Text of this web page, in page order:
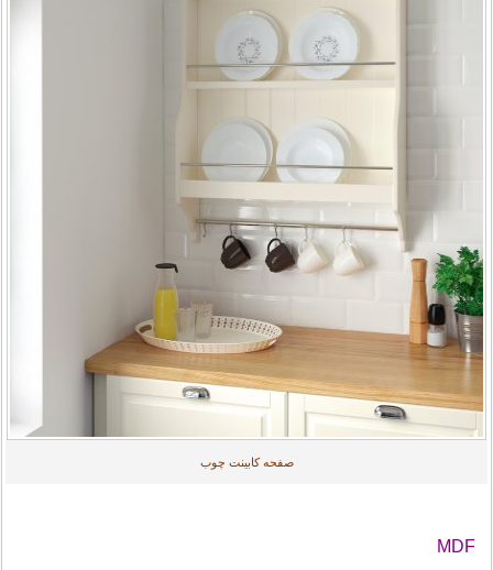
صفحه کابینت چوب
MDF